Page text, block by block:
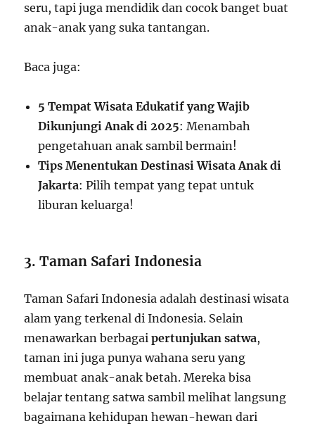
seru, tapi juga mendidik dan cocok banget buat
anak-anak yang suka tantangan.
Baca juga:
5 Tempat Wisata Edukatif yang Wajib
Dikunjungi Anak di 2025: Menambah
pengetahuan anak sambil bermain!
Tips Menentukan Destinasi Wisata Anak di
Jakarta: Pilih tempat yang tepat untuk
liburan keluarga!
3. Taman Safari Indonesia
Taman Safari Indonesia adalah destinasi wisata
alam yang terkenal di Indonesia. Selain
menawarkan berbagaipertunjukan satwa,
taman ini juga punya wahana seru yang
membuat anak-anak betah. Mereka bisa
belajar tentang satwa sambil melihat langsung
bagaimana kehidupan hewan-hewan dari